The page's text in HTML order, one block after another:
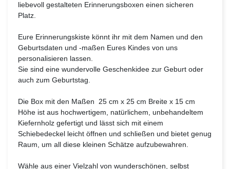
liebevoll gestalteten Erinnerungsboxen einen sicheren
Platz.
Eure Erinnerungskiste könnt ihr mit dem Namen und den
Geburtsdaten und -maßen Eures Kindes von uns
personalisieren lassen.
Sie sind eine wundervolle Geschenkidee zur Geburt oder
auch zum Geburtstag.
Die Box mit den Maßen 25 cm x 25 cm Breite x 15 cm
Höhe ist aus hochwertigem, natürlichem, unbehandeltem
Kiefernholz gefertigt und lässt sich mit einem
Schiebedeckel leicht öffnen und schließen und bietet genug
Raum, um all diese kleinen Schätze aufzubewahren.
Wähle aus einer Vielzahl von wunderschönen, selbst